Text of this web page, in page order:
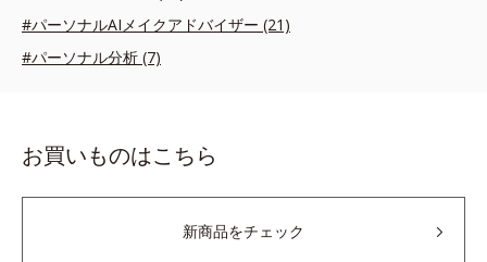
#パーソナルAIメイクアドバイザー (21)
#パーソナル分析 (7)
お買いものはこちら
新商品をチェック